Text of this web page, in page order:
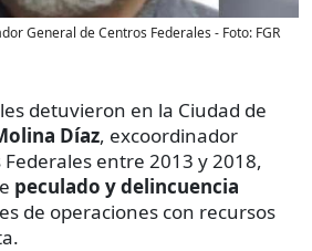
General de Centros Federales - Foto: FGR
detuvieron en la Ciudad de
Díaz, excoordinador
entre 2013 y 2018,
peculado y delincuencia
de operaciones con recursos